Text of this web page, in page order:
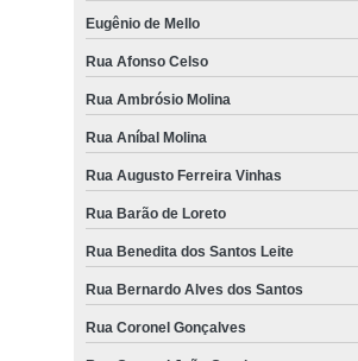
Eugênio de Mello
Rua Afonso Celso
Rua Ambrósio Molina
Rua Aníbal Molina
Rua Augusto Ferreira Vinhas
Rua Barão de Loreto
Rua Benedita dos Santos Leite
Rua Bernardo Alves dos Santos
Rua Coronel Gonçalves